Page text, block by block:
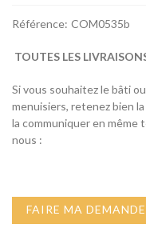
Référence: COM0535b
TOUTES LES
Si vous souhaitez le bâti
menuisiers, retenez bien
la communiquer en
nous :
FAIRE MA